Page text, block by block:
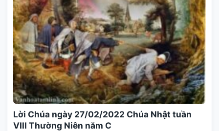
Lời Chúa ngày 27/02/2022 Chúa Nhật tuần
VIII Thường Niên năm C